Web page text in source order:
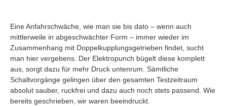
Eine Anfahrschwäche, wie man sie bis dato – wenn auch
mittlerweile in abgeschwächter Form – immer wieder im
Zusammenhang mit Doppelkupplungsgetrieben findet, sucht
man hier vergebens. Der Elektropunch bügelt diese komplett
aus, sorgt dazu für mehr Druck untenrum. Sämtliche
Schaltvorgänge gelingen über den gesamten Testzeitraum
absolut sauber, ruckfrei und dazu auch noch stets passend. Wie
bereits geschrieben, wir waren beeindruckt.